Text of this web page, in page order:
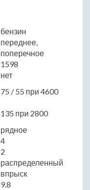
бензин
переднее,
поперечное
1598
нет
75 / 55 при 4600
135 при 2800
рядное
4
2
распределенный
впрыск
9.8